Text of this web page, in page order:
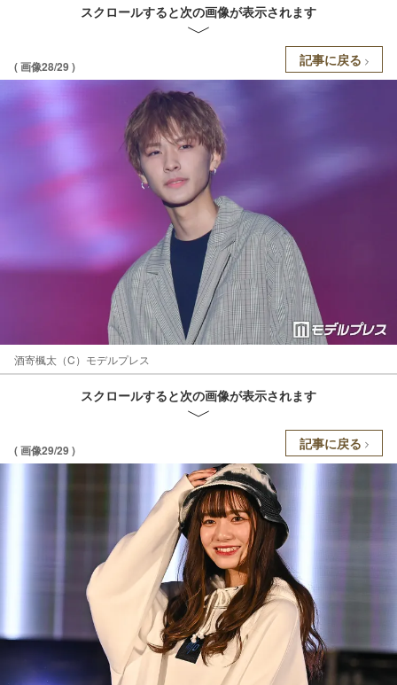
スクロールすると次の画像が表示されます
( 画像28/29 ) 記事に戻る
酒寄楓太（C）モデルプレス
スクロールすると次の画像が表示されます
( 画像29/29 ) 記事に戻る